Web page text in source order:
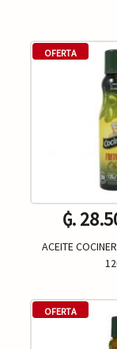
OFERTA
₲.
ACEITE
OFERTA